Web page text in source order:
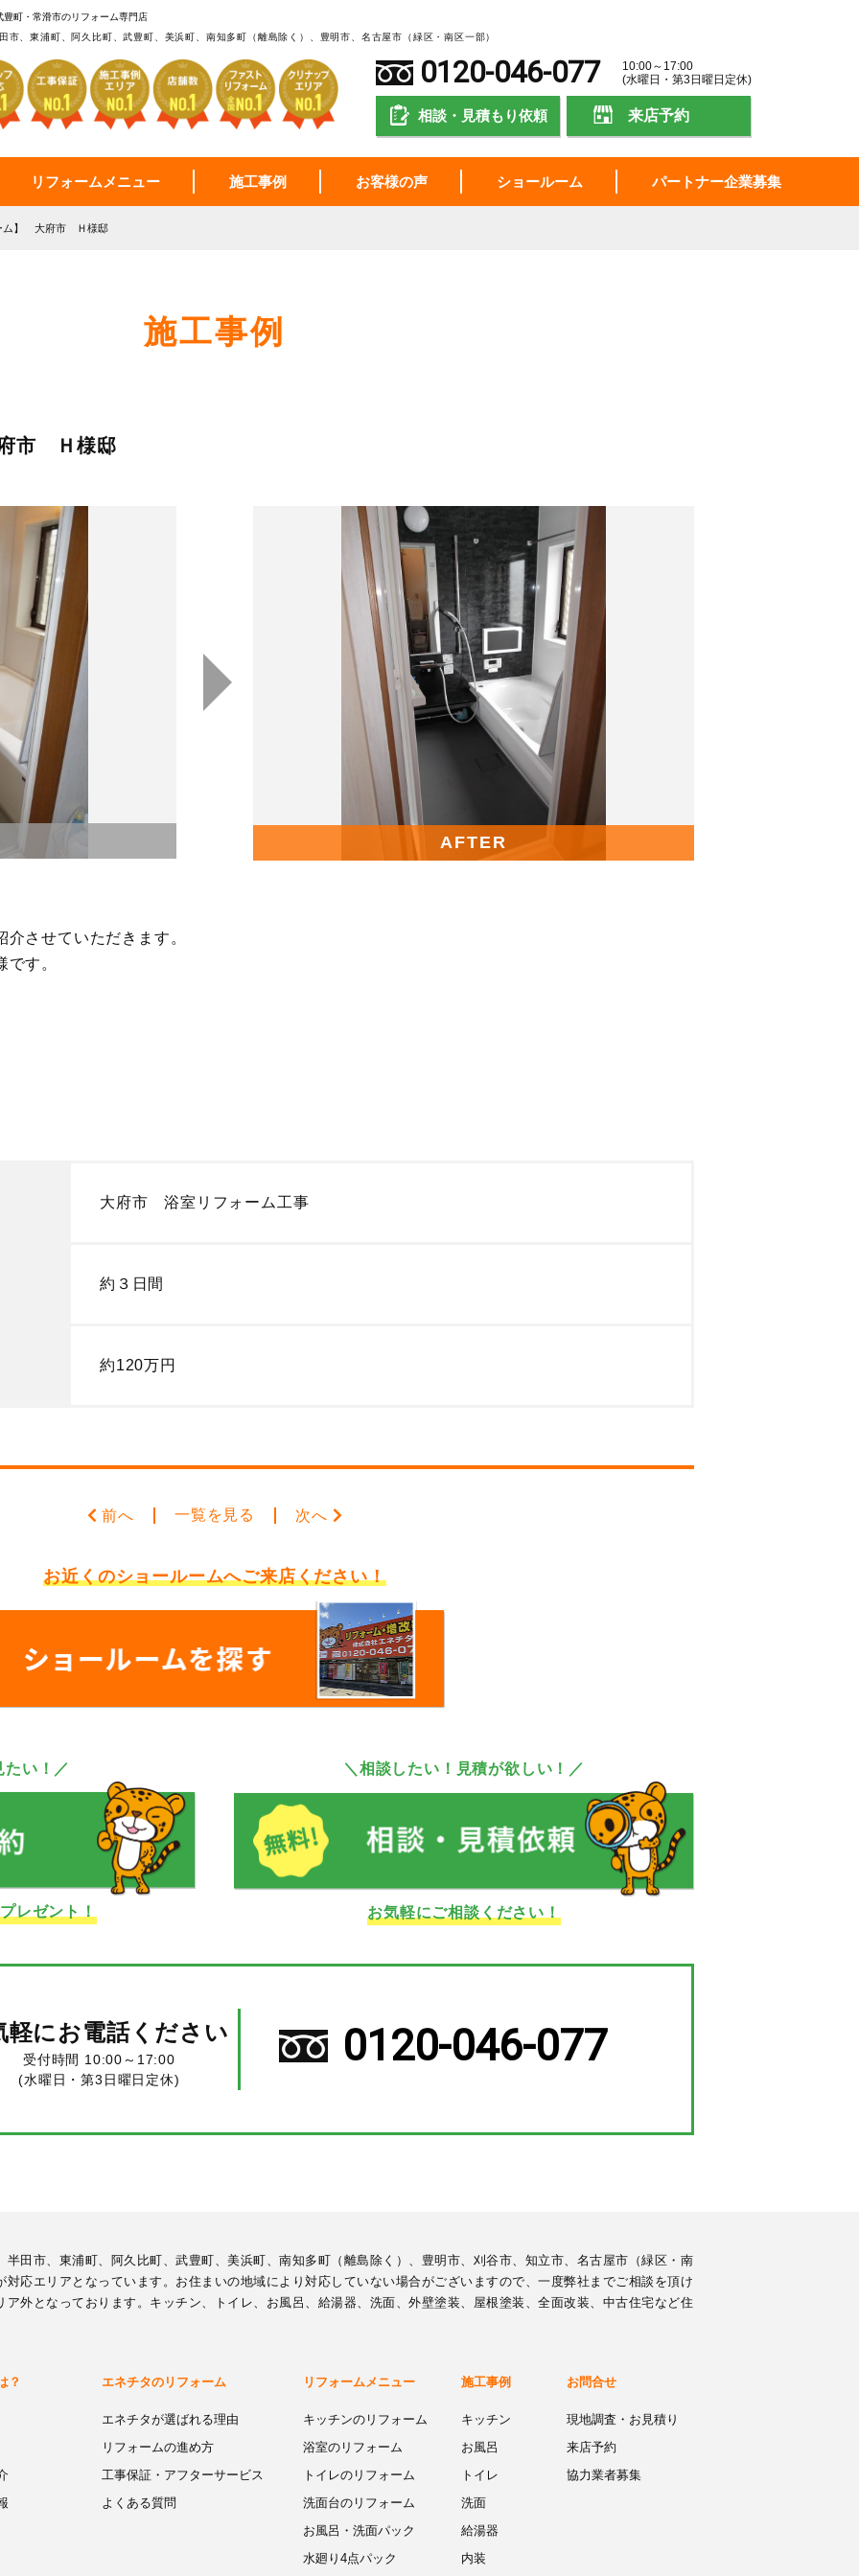
町・常滑市のリフォーム専門店
、東浦町、阿久比町、武豊町、美浜町、南知多町（離島除く）、豊明市、名古屋市（緑区・南区一部）
0120-046-077
10:00～17:00
(水曜日・第3日曜日定休)
相談・見積もり依頼 来店予約
リフォームメニュー 施工事例 お客様の声 ショールーム パートナー企業募集
ム】 大府市 Ｈ様邸
施工事例
市 Ｈ様邸
AFTER
させていただきます。
す。
大府市 浴室リフォーム工事
約３日間
約120万円
前へ 一覧を見る 次へ
お近くのショールームへご来店ください！
い！／
レゼント！
＼相談したい！見積が欲しい！／
お気軽にご相談ください！
軽にお電話ください
受付時間 10:00～17:00
(水曜日・第3日曜日定休)
0120-046-077
田市、東浦町、阿久比町、武豊町、美浜町、南知多町（離島除く）、豊明市、刈谷市、知立市、名古屋市（緑区・南
応エリアとなっています。お住まいの地域により対応していない場合がございますので、一度弊社までご相談を頂け
外となっております。キッチン、トイレ、お風呂、給湯器、洗面、外壁塗装、屋根塗装、全面改装、中古住宅など住
？ エネチタのリフォーム
エネチタが選ばれる理由
リフォームの進め方
工事保証・アフターサービス
よくある質問
リフォームメニュー
キッチンのリフォーム
浴室のリフォーム
トイレのリフォーム
洗面台のリフォーム
お風呂・洗面パック
水廻り4点パック
施工事例
キッチン
お風呂
トイレ
洗面
給湯器
内装
お問合せ
現地調査・お見積り
来店予約
協力業者募集